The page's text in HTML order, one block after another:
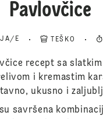
Pavlovčice
E TEŠKO
recept sa slatkim
i kremastim
ukusno i
savršena